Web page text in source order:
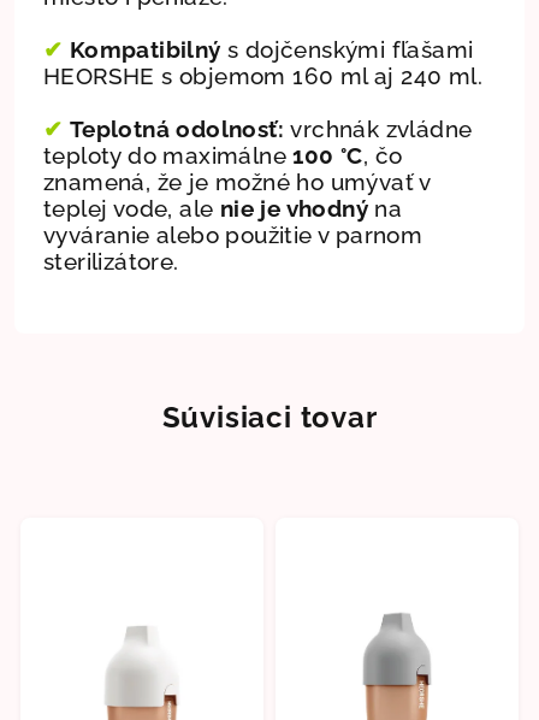
✔ Kompatibilný s dojčenskými fľašami
HEORSHE s objemom 160 ml aj 240 ml.
✔ Teplotná odolnosť: vrchnák zvládne
teploty do maximálne100 °C, čo
znamená, že je možné ho umývať v
teplej vode, ale nie je vhodný na
vyváranie alebo použitie v parnom
sterilizátore.
Súvisiaci tovar